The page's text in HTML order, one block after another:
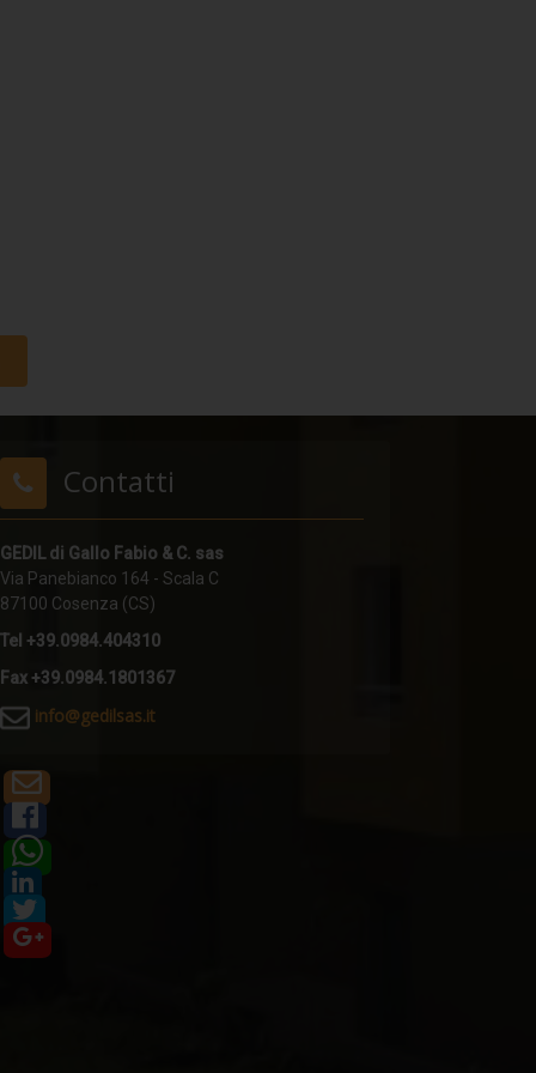
Contatti
GEDIL di Gallo Fabio & C. sas
Via Panebianco 164 - Scala C
87100 Cosenza (CS)
Tel +39.0984.404310
Fax +39.0984.1801367
info@gedilsas.it